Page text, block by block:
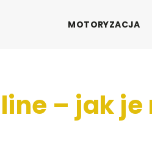
MOTORYZACJA
– jak